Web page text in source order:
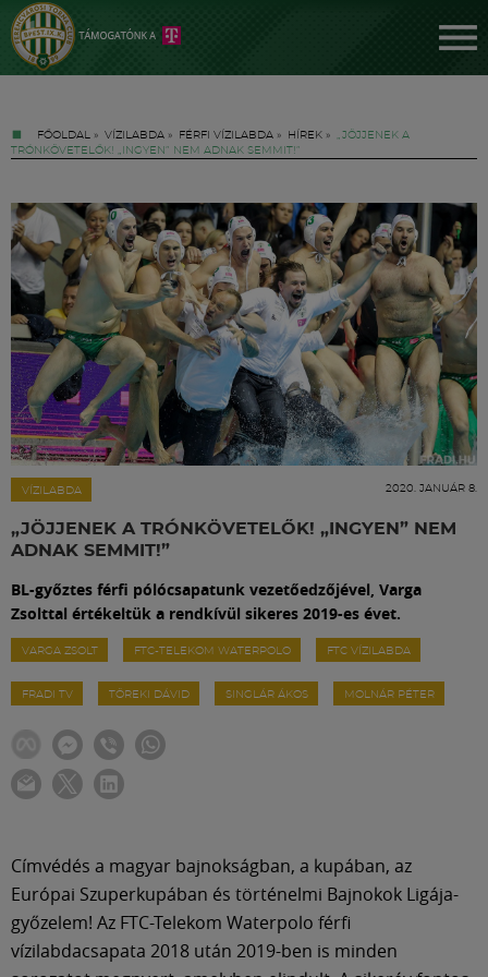
FŐOLDAL » VÍZILABDA » FÉRFI VÍZILABDA » HÍREK » „JÖJJENEK A
TRÓNKÖVETELŐK! „INGYEN” NEM ADNAK SEMMIT!”
VÍZILABDA 2020. JANUÁR 8.
„JÖJJENEK A TRÓNKÖVETELŐK! „INGYEN” NEM
ADNAK SEMMIT!”
BL-győztes férfi pólócsapatunk vezetőedzőjével, Varga
Zsolttal értékeltük a rendkívül sikeres 2019-es évet.
VARGA ZSOLT FTC-TELEKOM WATERPOLO FTC VÍZILABDA
FRADI TV TÖREKI DÁVID SINGLÁR ÁKOS MOLNÁR PÉTER
Címvédés a magyar bajnokságban, a kupában, az
Európai Szuperkupában és történelmi Bajnokok Ligája-
győzelem! Az FTC-Telekom Waterpolo férfi
vízilabdacsapata 2018 után 2019-ben is minden
Jegyek
FM YouTube +
Hírek
Labdarúgás
Meccscenter
Klub
Szolgáltatások
Közösség